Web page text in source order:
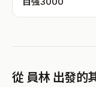
從 員林 出發的